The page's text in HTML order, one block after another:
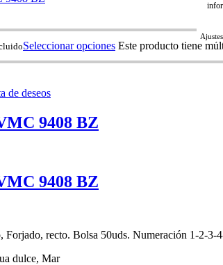
Seleccionar opciones Este producto tiene
de deseos
9408 BZ
9408 BZ
Forjado, recto. Bolsa 50uds. Numeración 1-2-
dulce, Mar